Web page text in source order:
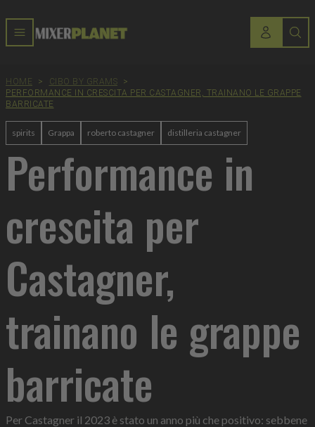
HOME > CIBO BY GRAMS
>
PERFORMANCE IN CRESCITA PER CASTAGNER, TRAINANO LE GRAPPE
BARRICATE
spirits Grappa roberto castagner distilleria castagner
Performance in
crescita per
Castagner,
trainano le grappe
barricate
Per Castagner il 2023 è stato un anno più che positivo: sebbene